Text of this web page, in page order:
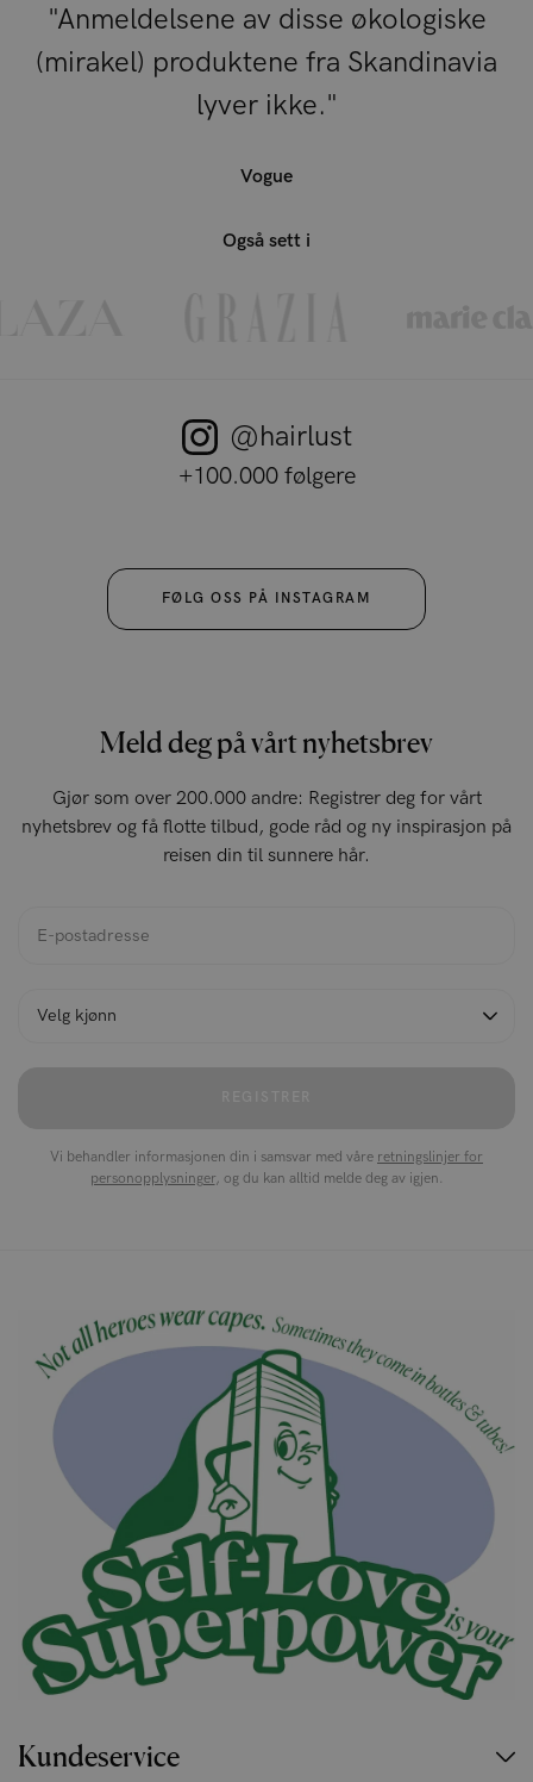
"Anmeldelsene av disse økologiske
(mirakel) produktene fra Skandinavia
lyver ikke."
Vogue
Også sett i
+100.000 følgere
@hairlust
FØLG OSS PÅ INSTAGRAM
Meld deg på vårt nyhetsbrev
Gjør som over 200.000 andre: Registrer deg for vårt
nyhetsbrev og få flotte tilbud, gode råd og ny inspirasjon på
reisen din til sunnere hår.
Vi behandler informasjonen din i samsvar med våre retningslinjer for
personopplysninger, og du kan alltid melde deg av igjen.
Kundeservice